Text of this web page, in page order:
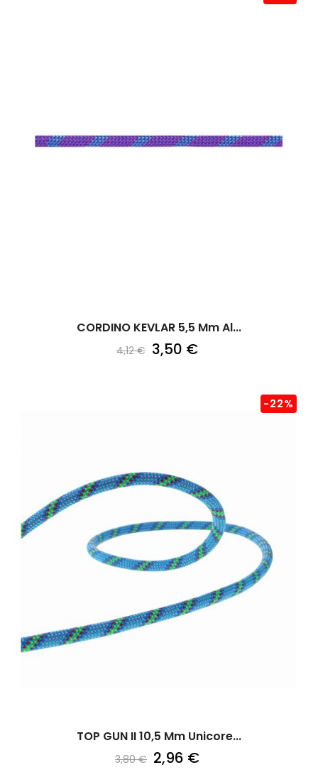
CORDINO KEVLAR 5,5 Mm Al...
4,12 € 3,50 €
TOP GUN II 10,5 Mm Unicore...
3,80 €
-22%
2,96 €